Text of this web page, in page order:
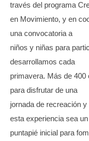
través del programa
en Movimiento, y en
una convocatoria a
niños y niñas para
desarrollamos cada
primavera. Más de
para disfrutar de una
jornada de recreación
esta experiencia sea un
puntapié inicial para